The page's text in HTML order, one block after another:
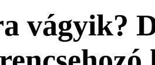
vágyik?